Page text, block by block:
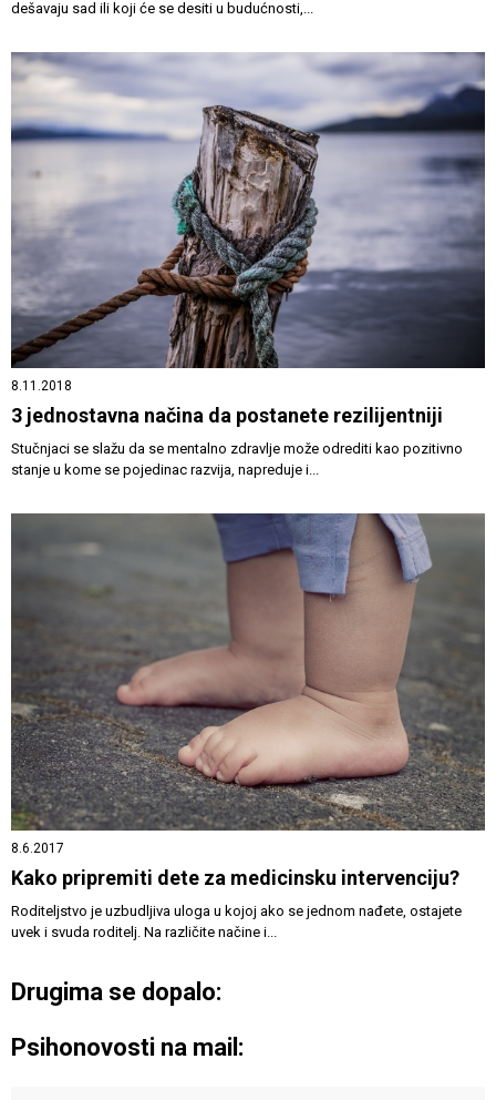
dešavaju sad ili koji će se desiti u budućnosti,...
8.11.2018
3 jednostavna načina da postanete rezilijentniji
Stučnjaci se slažu da se mentalno zdravlje može odrediti kao pozitivno
stanje u kome se pojedinac razvija, napreduje i...
8.6.2017
Kako pripremiti dete za medicinsku intervenciju?
Roditeljstvo je uzbudljiva uloga u kojoj ako se jednom nađete, ostajete
uvek i svuda roditelj. Na različite načine i...
Drugima se dopalo:
Psihonovosti na mail: